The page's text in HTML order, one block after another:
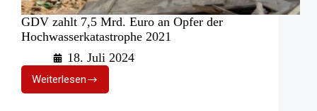
GDV zahlt 7,5 Mrd. Euro an Opfer der
Hochwasserkatastrophe 2021
18. Juli 2024
Weiterlesen
GDV
zahlt